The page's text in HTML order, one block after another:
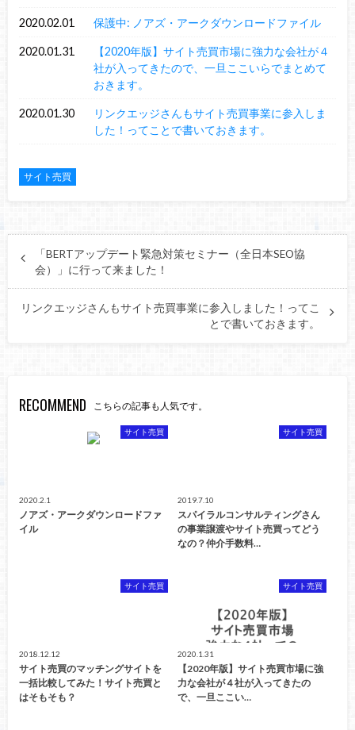
2020.02.01 保護中: ノアズ・アークダウンロードファイル
2020.01.31
【2020年版】サイト売買市場に強力な会社が４
社が入ってきたので、一旦ここいらでまとめて
おきます。
2020.01.30
リンクエッジさんもサイト売買事業に参入しま
した！ってことで書いておきます。
サイト売買
「BERTアップデート緊急対策セミナー（全日本SEO協
会）」に行って来ました！
リンクエッジさんもサイト売買事業に参入しました！ってこ
とで書いておきます。
RECOMMEND こちらの記事も人気です。
サイト売買
2020.2.1
ノアズ・アークダウンロードファ
イル
サイト売買
2019.7.10
スパイラルコンサルティングさん
の事業譲渡やサイト売買ってどう
なの？仲介手数料…
サイト売買
2018.12.12
サイト売買のマッチングサイトを
一括比較してみた！サイト売買と
はそもそも？
サイト売買
2020.1.31
【2020年版】サイト売買市場に強
力な会社が４社が入ってきたの
で、一旦ここい…